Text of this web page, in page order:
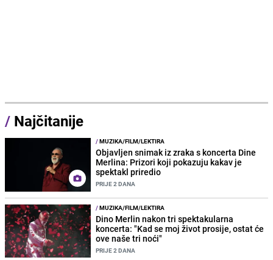
/ Najčitanije
/MUZIKA/FILM/LEKTIRA
Objavljen snimak iz zraka s koncerta Dine
Merlina: Prizori koji pokazuju kakav je
spektakl priredio
PRIJE 2 DANA
/MUZIKA/FILM/LEKTIRA
Dino Merlin nakon tri spektakularna
koncerta: "Kad se moj život prosije, ostat će
ove naše tri noći"
PRIJE 2 DANA